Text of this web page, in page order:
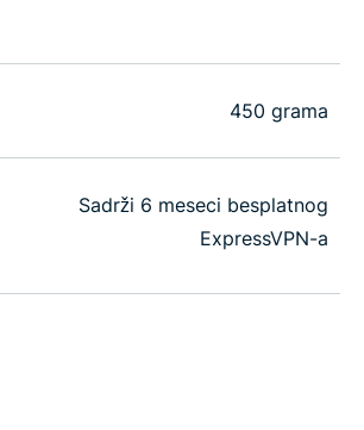
450 grama
Sadrži 6 meseci besplatnog
ExpressVPN-a